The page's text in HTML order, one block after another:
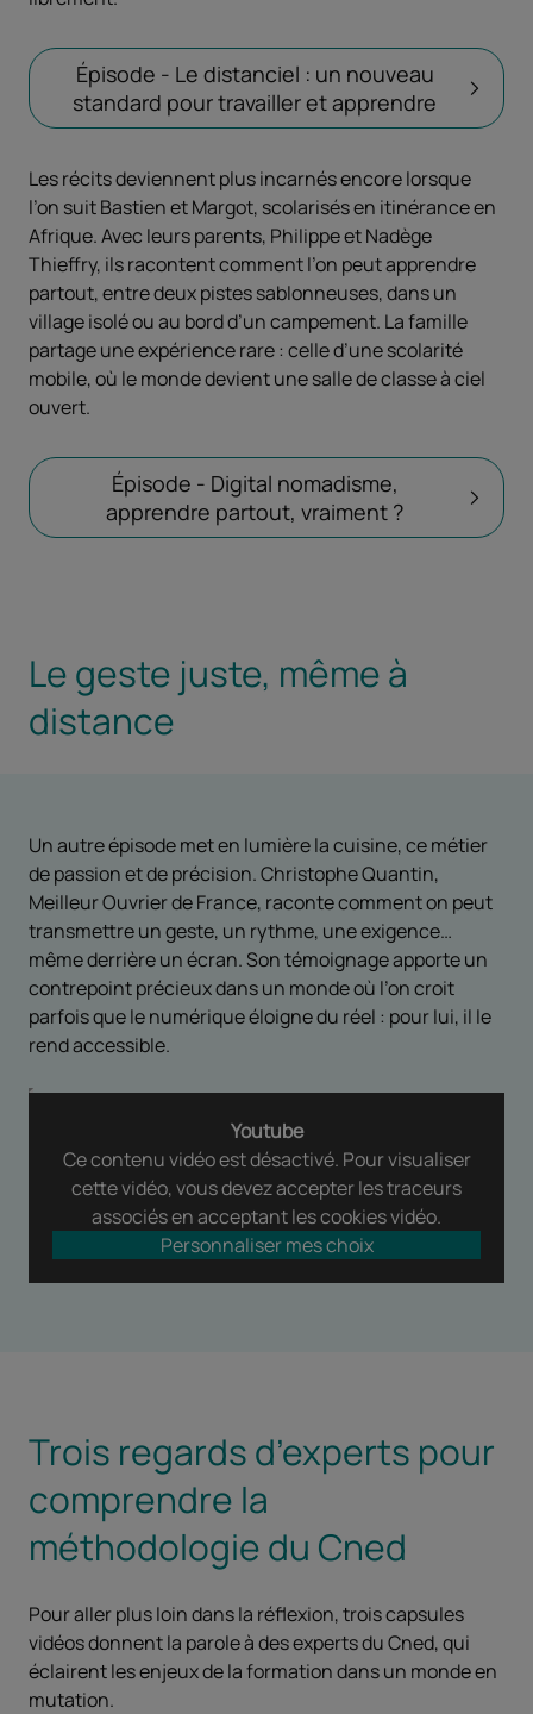
Épisode - Le distanciel : un nouveau
standard pour travailler et apprendre
Les récits deviennent plus incarnés encore lorsque
l’on suit Bastien et Margot, scolarisés en itinérance en
Afrique. Avec leurs parents, Philippe et Nadège
Thieffry, ils racontent comment l’on peut apprendre
partout, entre deux pistes sablonneuses, dans un
village isolé ou au bord d’un campement. La famille
partage une expérience rare : celle d’une scolarité
mobile, où le monde devient une salle de classe à ciel
ouvert.
Épisode - Digital nomadisme,
apprendre partout, vraiment ?
Le geste juste, même à
distance
Un autre épisode met en lumière la cuisine, ce métier
de passion et de précision. Christophe Quantin,
Meilleur Ouvrier de France, raconte comment on peut
transmettre un geste, un rythme, une exigence…
même derrière un écran. Son témoignage apporte un
contrepoint précieux dans un monde où l’on croit
parfois que le numérique éloigne du réel : pour lui, il le
rend accessible.
Youtube
Ce contenu vidéo est désactivé. Pour visualiser
cette vidéo, vous devez accepter les traceurs
associés en acceptant les cookies vidéo.
Personnaliser mes choix
Trois regards d’experts pour
comprendre la
méthodologie du Cned
Pour aller plus loin dans la réflexion, trois capsules
vidéos donnent la parole à des experts du Cned, qui
éclairent les enjeux de la formation dans un monde en
mutation.